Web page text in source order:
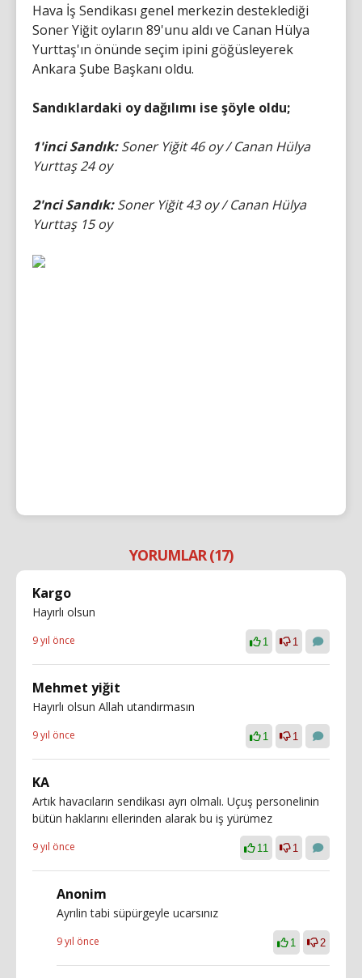
Hava İş Sendikası genel merkezin desteklediği
Soner Yiğit oyların 89'unu aldı ve Canan Hülya
Yurttaş'ın önünde seçim ipini göğüsleyerek
Ankara Şube Başkanı oldu.
Sandıklardaki oy dağılımı ise şöyle oldu;
1'inci Sandık:Soner Yiğit 46 oy / Canan Hülya
Yurttaş 24 oy
2'nci Sandık:Soner Yiğit 43 oy / Canan Hülya
Yurttaş 15 oy
YORUMLAR (17)
Kargo
Hayırlı olsun
9 yıl önce 1 1
Mehmet yiğit
Hayırlı olsun Allah utandırmasın
9 yıl önce 1 1
KA
Artık havacıların sendikası ayrı olmalı. Uçuş personelinin
bütün haklarını ellerinden alarak bu iş yürümez
9 yıl önce 11 1
Anonim
Ayrılin tabi süpürgeyle ucarsınız
9 yıl önce 1 2